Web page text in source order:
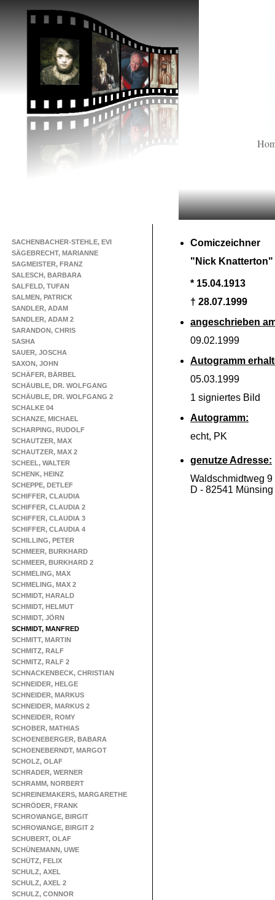
SACHENBACHER-STEHLE, EVI
SÄGEBRECHT, MARIANNE
SAGMEISTER, FRANZ
SALESCH, BARBARA
SALFELD, TUFAN
SALMEN, PATRICK
SANDLER, ADAM
SANDLER, ADAM 2
SARANDON, CHRIS
SASHA
SAUER, JOSCHA
SAXON, JOHN
SCHÄFER, BÄRBEL
SCHÄUBLE, DR. WOLFGANG
SCHÄUBLE, DR. WOLFGANG 2
SCHALKE 04
SCHANZE, MICHAEL
SCHARPING, RUDOLF
SCHAUTZER, MAX
SCHAUTZER, MAX 2
SCHEEL, WALTER
SCHENK, HEINZ
SCHEPPE, DETLEF
SCHIFFER, CLAUDIA
SCHIFFER, CLAUDIA 2
SCHIFFER, CLAUDIA 3
SCHIFFER, CLAUDIA 4
SCHILLING, PETER
SCHMEER, BURKHARD
SCHMEER, BURKHARD 2
SCHMELING, MAX
SCHMELING, MAX 2
SCHMIDT, HARALD
SCHMIDT, HELMUT
SCHMIDT, JÖRN
SCHMIDT, MANFRED
SCHMITT, MARTIN
SCHMITZ, RALF
SCHMITZ, RALF 2
SCHNACKENBECK, CHRISTIAN
SCHNEIDER, HELGE
SCHNEIDER, MARKUS
SCHNEIDER, MARKUS 2
SCHNEIDER, ROMY
SCHOBER, MATHIAS
SCHOENEBERGER, BABARA
SCHOENEBERNDT, MARGOT
SCHOLZ, OLAF
SCHRADER, WERNER
SCHRAMM, NORBERT
SCHREINEMAKERS, MARGARETHE
SCHRÖDER, FRANK
SCHROWANGE, BIRGIT
SCHROWANGE, BIRGIT 2
SCHUBERT, OLAF
SCHÜNEMANN, UWE
SCHÜTZ, FELIX
SCHULZ, AXEL
SCHULZ, AXEL 2
SCHULZ, CONNOR
Comiczeichner
"Nick Knatterton"
* 15.04.1913
† 28.07.1999
angeschrieben
09.02.1999
Autogramm
05.03.1999
1 signiertes Bild
Autogramm:
echt, PK
genutze Adresse:
Waldschmidtweg 9
D - 82541 Münsing